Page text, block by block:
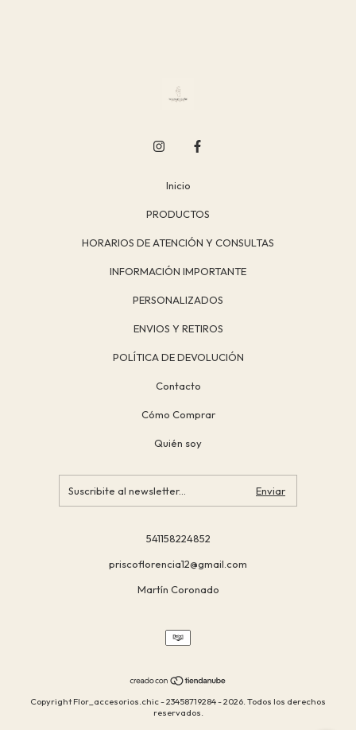
Inicio
PRODUCTOS
HORARIOS DE ATENCIÓN Y CONSULTAS
INFORMACIÓN IMPORTANTE
PERSONALIZADOS
ENVIOS Y RETIROS
POLÍTICA DE DEVOLUCIÓN
Contacto
Cómo Comprar
Quién soy
541158224852
priscoflorencia12@gmail.com
Martín Coronado
Copyright Flor_accesorios.chic - 23458719284 - 2026. Todos los derechos
reservados.